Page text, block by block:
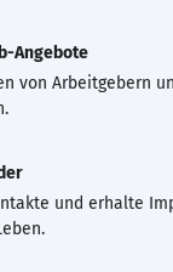
Angebote
von Arbeitgebern
und erhalte